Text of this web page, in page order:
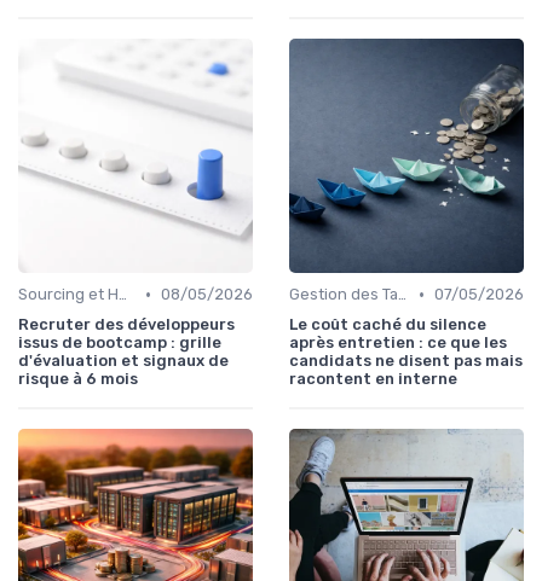
Sourcing et Headhunting • 08/05/2026
Recruter des développeurs
issus de bootcamp : grille
d'évaluation et signaux de
risque à 6 mois
Gestion des Talents et Onboarding • 07/05/2026
Le coût caché du silence
après entretien : ce que les
candidats ne disent pas mais
racontent en interne